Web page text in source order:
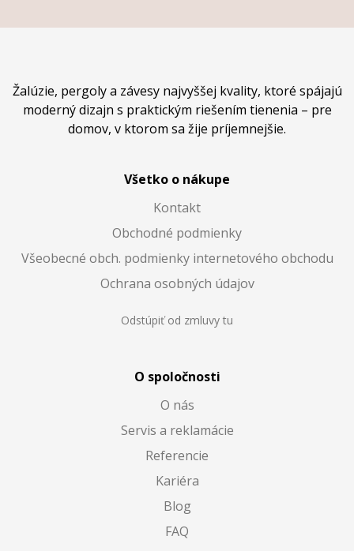
Žalúzie, pergoly a závesy najvyššej kvality, ktoré spájajú
moderný dizajn s praktickým riešením tienenia – pre
domov, v ktorom sa žije príjemnejšie.
Všetko o nákupe
Kontakt
Obchodné podmienky
Všeobecné obch. podmienky internetového obchodu
Ochrana osobných údajov
Odstúpiť od zmluvy tu
O spoločnosti
O nás
Servis a reklamácie
Referencie
Kariéra
Blog
FAQ